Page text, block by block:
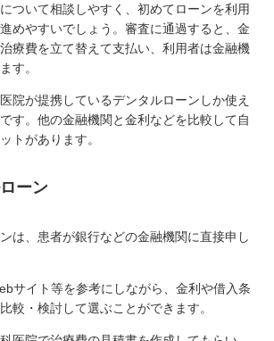
ついて相談しやすく、初めてローンを利用
めやすいでしょう。審査に通過すると、金
療費を立て替えて支払い、利用者は金融機
す。
院が提携しているデンタルローンしか使え
す。他の金融機関と金利などを比較して自
トがあります。
ーン
は、患者が銀行などの金融機関に直接申し
サイト等を参考にしながら、金利や借入条
較・検討して選ぶことができます。